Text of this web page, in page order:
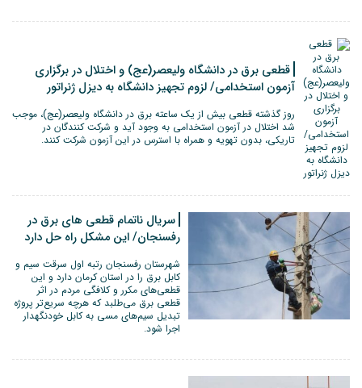
قطعی برق در دانشگاه ولیعصر(عج) و اختلال در برگزاری
آزمون استخدامی/ لزوم تجهیز دانشگاه به دیزل ژنراتور
روز گذشته قطعی بیش از یک ساعته برق در دانشگاه ولیعصر(عج)، موجب
شد اختلال در آزمون استخدامی به وجود آید و شرکت کنندگان در
تاریکی، بدون تهویه و همراه با استرس در این آزمون شرکت کنند.
سریال ناتمام قطعی های برق در
رفسنجان/ این مشکل راه حل دارد
شهرستان رفسنجان رتبه اول سرقت سیم و
کابل برق را در استان کرمان دارد و این
قطعی‌های مکرر و کلافگی مردم در اثر
قطعی برق می‌طلبد که هرچه سریع‌تر پروژه
تبدیل سیم‌های مسی به کابل خودنگهدار
اجرا شود.